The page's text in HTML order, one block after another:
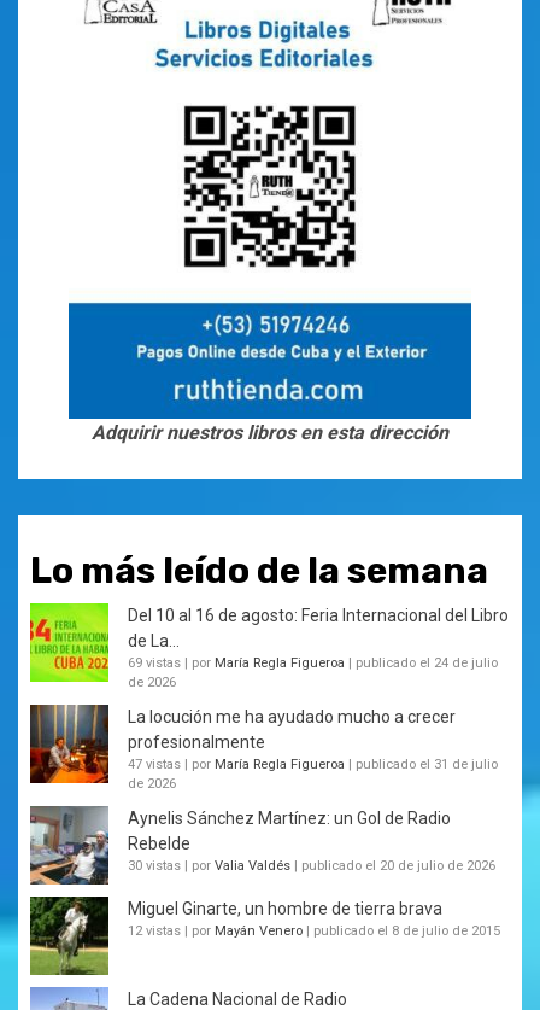
Adquirir nuestros libros en esta dirección
Lo más leído de la semana
Del 10 al 16 de agosto: Feria Internacional del Libro
de La...
69 vistas | por María Regla Figueroa | publicado el 24 de julio
de 2026
La locución me ha ayudado mucho a crecer
profesionalmente
47 vistas | por María Regla Figueroa | publicado el 31 de julio
de 2026
Aynelis Sánchez Martínez: un Gol de Radio
Rebelde
30 vistas | por Valia Valdés | publicado el 20 de julio de 2026
Miguel Ginarte, un hombre de tierra brava
12 vistas | por Mayán Venero | publicado el 8 de julio de 2015
La Cadena Nacional de Radio